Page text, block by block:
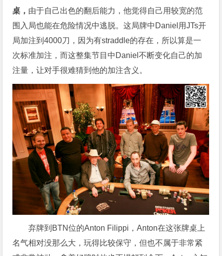
桌， 由于自己出色的翻后能力，他觉得自己用较宽的范
围入局也能在危险情况中逃脱。这局牌中Daniel用JTs开
局加注到4000刀，因为有straddle的存在，所以算是一
次标准加注，而这整集节目中Daniel不断变化自己的加
注量，让对手很难猜到他的加注含义。
弃牌到BTN位的Anton Filippi，Anton在这张牌桌上
名气相对没那么大，玩得比较保守，但也不属于非常紧